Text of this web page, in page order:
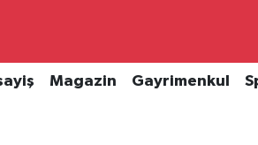
Magazin Gayrimenkul